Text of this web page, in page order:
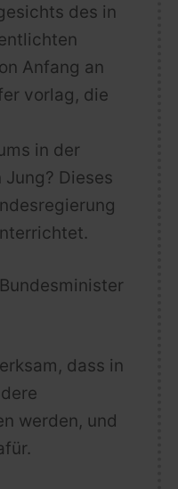
des in
Anfang an
vorlag, die
in der
Dieses
Bundesminister
dass in
werden, und